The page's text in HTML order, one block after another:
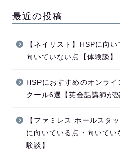
最近の投稿
【ネイリスト】HSPに向い
向いていない点【体験談】
HSPにおすすめのオンライ
クール6選【英会話講師が
【ファミレス ホールスタ
に向いている点・向いてい
験談】